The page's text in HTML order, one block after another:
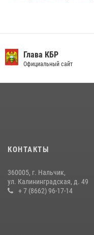
округе Росгвардии
09 июля 2026, 08:36
В Кабардино-Балкарии при
задержали группу лиц с
Глава КБР
Официальный сайт
КОНТАКТЫ
360005, г. Нальчик,
ул. Калининградская, д. 49
+ 7 (8662) 96-17-14